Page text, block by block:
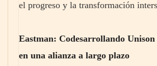
el progreso y la transformación
Eastman: Codesarrollando
en una alianza a largo plazo